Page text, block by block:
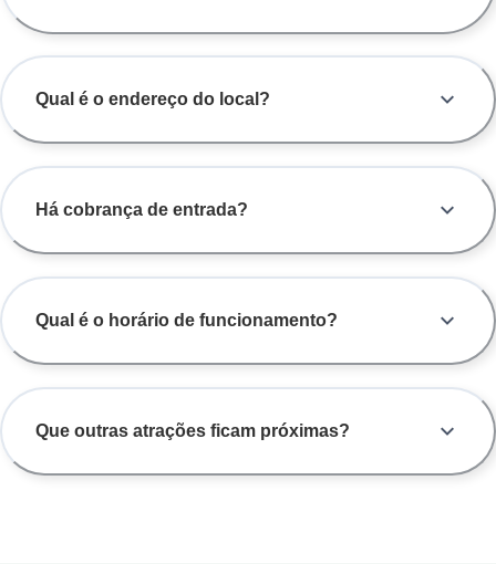
Qual é o endereço do local?
Há cobrança de entrada?
Qual é o horário de funcionamento?
Que outras atrações ficam próximas?